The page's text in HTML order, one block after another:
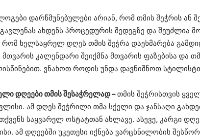
დარწმუნებულები არიან, რომ თმის შეჭრის ან
ახდენს პროცედურის შედეგზე და შეუძლია
ხელსაყრელ დღეს თმის შეჭრა დაეხმარება
კალენდარი შეიქმნა მთვარის ფაზებისა და
ვნახოთ როდის უნდა დავნიშნოთ
დღეები თმის შესაჭრელად –თმის შეჭრისთვის
ამ დღეს შეჭრილი თმა სქელი და ჯანსაღი
საყვარელ ოსტატთან ახლავე. ასევე, კარგი
ამ დღეებში უკეთესი იქნება ვარცხნილობის